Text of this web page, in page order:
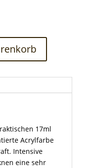
17ml
Acrylfarbe
Intensive
eine sehr